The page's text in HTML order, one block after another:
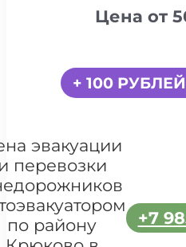
Цена от
+ 100
эвакуации
перевозки
по району
+7